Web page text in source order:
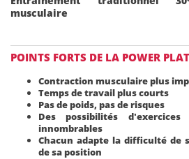
musculaire
POINTS FORTS DE LA POWER
Contraction musculaire plus
Temps de travail plus courts
Pas de poids, pas de risques
Des possibilités
innombrables
Chacun adapte la difficulté de
de sa position